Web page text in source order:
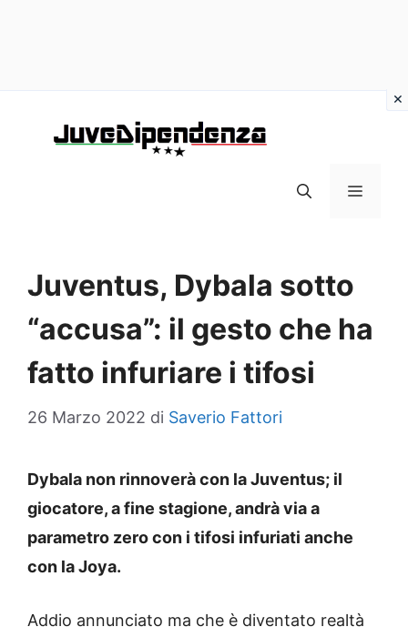
MENU
Juventus, Dybala sotto
“accusa”: il gesto che ha
fatto infuriare i tifosi
26 Marzo 2022 di Saverio Fattori
Dybala non rinnoverà con la Juventus; il
giocatore, a fine stagione, andrà via a
parametro zero con i tifosi infuriati anche
con la Joya.
Addio annunciato ma che è diventato realtà